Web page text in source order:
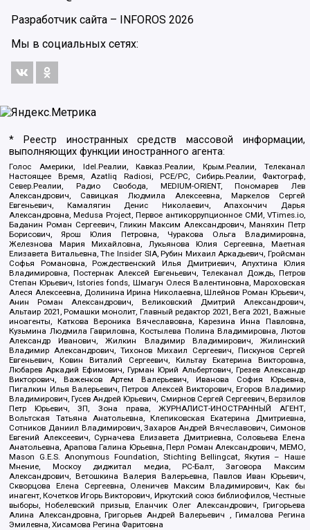
Разработчик сайта –
INFOROS 2026
Мы в социальных сетях:
* Реестр иностранных средств массовой информации,
выполняющих функции иностранного агента:
Голос Америки, Idel.Реалии, Кавказ.Реалии, Крым.Реалии, Телеканал
Настоящее Время, Azatliq Radiosi, PCE/PC, Сибирь.Реалии, Фактограф,
Север.Реалии, Радио Свобода, MEDIUM-ORIENT, Пономарев Лев
Александрович, Савицкая Людмила Алексеевна, Маркелов Сергей
Евгеньевич, Камалягин Денис Николаевич, Апахончич Дарья
Александровна, Medusa Project, Первое антикоррупционное СМИ, VTimes.io,
Баданин Роман Сергеевич, Гликин Максим Александрович, Маняхин Петр
Борисович, Ярош Юлия Петровна, Чуракова Ольга Владимировна,
Железнова Мария Михайловна, Лукьянова Юлия Сергеевна, Маетная
Елизавета Витальевна, The Insider SIA, Рубин Михаил Аркадьевич, Гройсман
Софья Романовна, Рождественский Илья Дмитриевич, Апухтина Юлия
Владимировна, Постернак Алексей Евгеньевич, Телеканал Дождь, Петров
Степан Юрьевич, Istories fonds, Шмагун Олеся Валентиновна, Мароховская
Алеся Алексеевна, Долинина Ирина Николаевна, Шлейнов Роман Юрьевич,
Анин Роман Александрович, Великовский Дмитрий Александрович,
Альтаир 2021, Ромашки монолит, Главный редактор 2021, Вега 2021, Важные
иноагенты, Каткова Вероника Вячеславовна, Карезина Инна Павловна,
Кузьмина Людмила Гавриловна, Костылева Полина Владимировна, Лютов
Александр Иванович, Жилкин Владимир Владимирович, Жилинский
Владимир Александрович, Тихонов Михаил Сергеевич, Пискунов Сергей
Евгеньевич, Ковин Виталий Сергеевич, Кильтау Екатерина Викторовна,
Любарев Аркадий Ефимович, Гурман Юрий Альбертович, Грезев Александр
Викторович, Важенков Артем Валерьевич, Иванова София Юрьевна,
Пигалкин Илья Валерьевич, Петров Алексей Викторович, Егоров Владимир
Владимирович, Гусев Андрей Юрьевич, Смирнов Сергей Сергеевич, Верзилов
Петр Юрьевич, ЗП, Зона права, ЖУРНАЛИСТ-ИНОСТРАННЫЙ АГЕНТ,
Вольтская Татьяна Анатольевна, Клепиковская Екатерина Дмитриевна,
Сотников Даниил Владимирович, Захаров Андрей Вячеславович, Симонов
Евгений Алексеевич, Сурначева Елизавета Дмитриевна, Соловьева Елена
Анатольевна, Арапова Галина Юрьевна, Перл Роман Александрович, МЕМО,
Mason G.E.S. Anonymous Foundation, Stichting Bellingcat, Якутия – Наше
Мнение, Москоу диджитал медиа, РС-Балт, Заговора Максим
Александрович, Ветошкина Валерия Валерьевна, Павлов Иван Юрьевич,
Скворцова Елена Сергеевна, Оленичев Максим Владимирович, Как бы
инагент, Кочетков Игорь Викторович, Иркутский союз библиофилов, Честные
выборы, Нобелевский призыв, Еланчик Олег Александрович, Григорьева
Алина Александровна, Григорьев Андрей Валерьевич , Гималова Регина
Эмилевна, Хисамова Регина Фаритовна